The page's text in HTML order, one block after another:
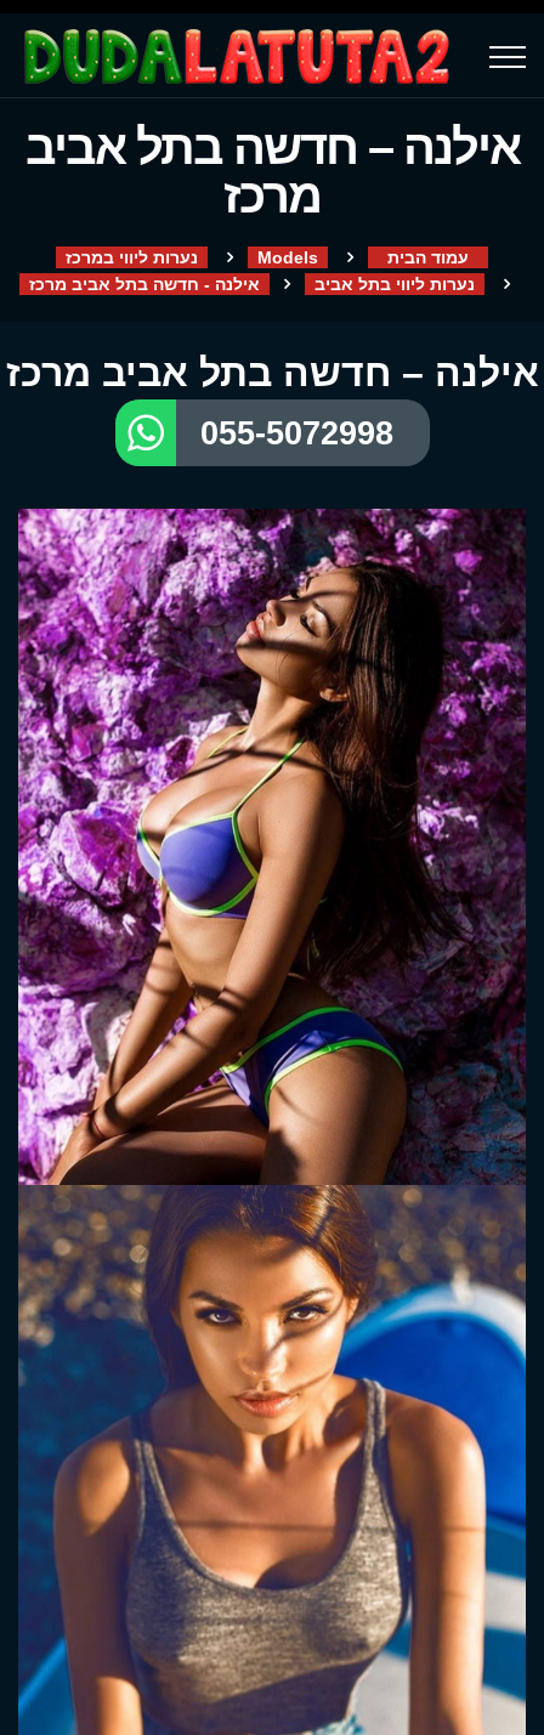
אילנה – חדשה בתל אביב
מרכז
עמוד הבית Models
נערות ליווי במרכז
נערות ליווי בתל אביב
אילנה - חדשה בתל אביב מרכז
אילנה – חדשה בתל אביב מרכז
055-5072998